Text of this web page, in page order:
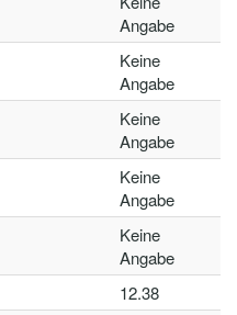
Angabe
Keine
Angabe
Keine
Angabe
Keine
Angabe
Keine
Angabe
12.38